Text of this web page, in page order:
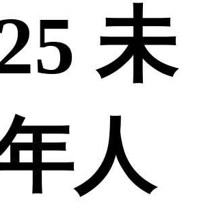
未
人